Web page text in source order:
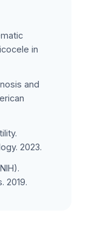
in
and
2023.
2019.